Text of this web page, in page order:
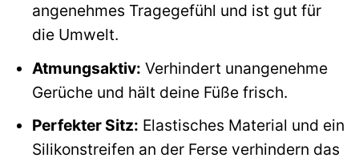
angenehmes Tragegefühl und ist gut für
die Umwelt.
Atmungsaktiv: Verhindert unangenehme
Gerüche und hält deine Füße frisch.
Perfekter Sitz: Elastisches Material und ein
Silikonstreifen an der Ferse verhindern das